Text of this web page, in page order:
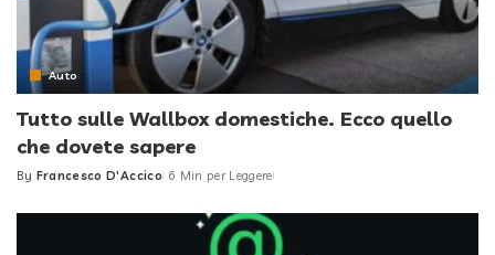
Auto
Tutto sulle Wallbox domestiche. Ecco quello
che dovete sapere
Posted
By Francesco D'Accico 6 Min per Leggere